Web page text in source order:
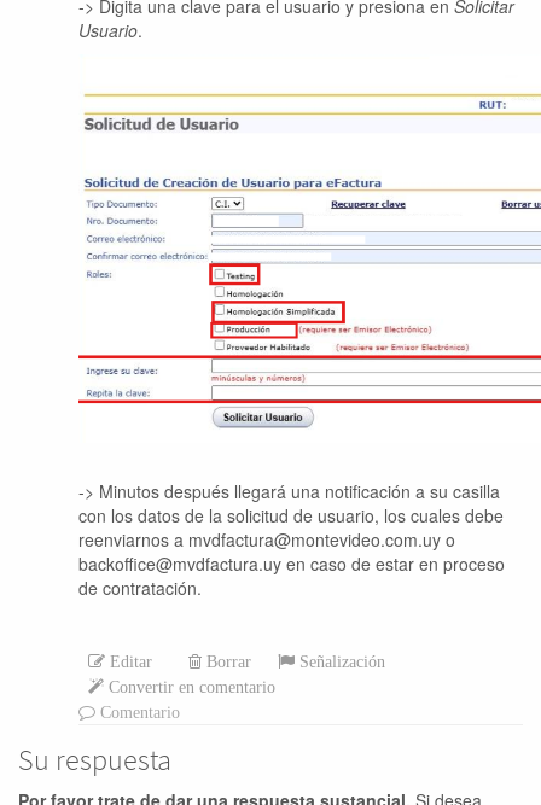
-> Digita una clave para el usuario y presiona en Solicitar
Usuario.
-> Minutos después llegará una notificación a su casilla
con los datos de la solicitud de usuario, los cuales debe
reenviarnos a mvdfactura@montevideo.com.uy o
backoffice@mvdfactura.uy en caso de estar en proceso
de contratación.
Editar Borrar
Señalización
Convertir en comentario
Comentario
Su respuesta